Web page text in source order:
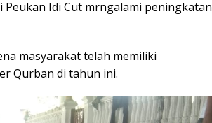
Idi Cut mrngalami peningkatan
masyarakat telah memiliki
Qurban di tahun ini.